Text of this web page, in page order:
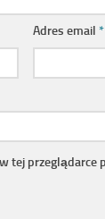
Adres email *
tej przeglądarce